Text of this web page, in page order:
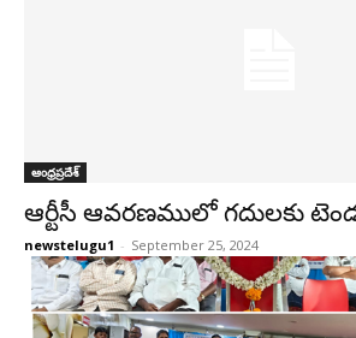
ఆంధ్రప్రదేశ్‌
ఆర్టీసీ ఆవరణములో గదులకు
newstelugu1 - September 25, 2024